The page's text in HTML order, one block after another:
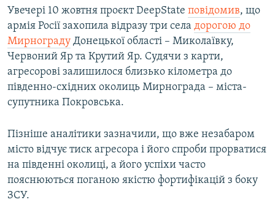
Увечері 10 жовтня проєкт DeepState повідомив, що
армія Росії захопила відразу три села дорогою до
Мирнограду Донецької області – Миколаївку,
Червоний Яр та Крутий Яр. Судячи з карти,
агресорові залишилося близько кілометра до
південно-східних околиць Мирнограда – міста-
супутника Покровська.
Пізніше аналітики зазначили, що вже незабаром
місто відчує тиск агресора і його спроби прорватися
на південні околиці, а його успіхи часто
пояснюються поганою якістю фортифікацій з боку
ЗСУ.